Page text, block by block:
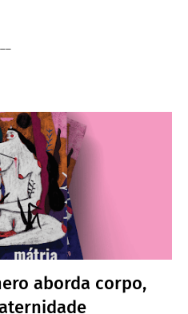
aborda corpo,